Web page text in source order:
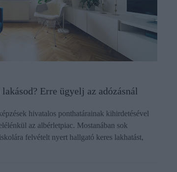
lakásod? Erre ügyelj az adózásnál
hivatalos ponthatárainak kihirdetésével
az albérletpiac. Mostanában sok
felvételt nyert hallgató keres lakhatást,